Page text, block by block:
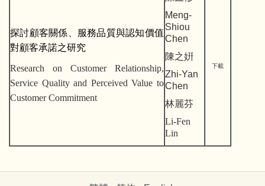
探討顧客關係、服務品質與認知價值
對顧客承諾之研究
Research on Customer Relationship,
Service Quality and Perceived Value to
Customer Commitment
Meng-
Shiou
Chen
陳之姸
Zhi-Yan
Chen
林麗芬
Li-Fen
Lin
下載